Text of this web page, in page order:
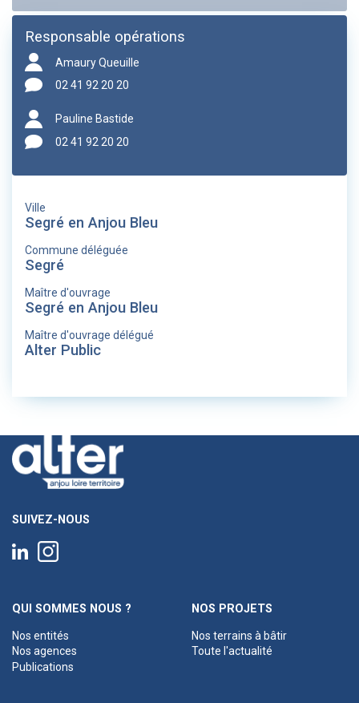
Responsable opérations
Amaury Queuille
02 41 92 20 20
Pauline Bastide
02 41 92 20 20
Ville
Segré en Anjou Bleu
Commune déléguée
Segré
Maître d'ouvrage
Segré en Anjou Bleu
Maître d'ouvrage délégué
Alter Public
SUIVEZ-NOUS
QUI SOMMES NOUS ?
Nos entités
Nos agences
Publications
NOS PROJETS
Nos terrains à bâtir
Toute l'actualité